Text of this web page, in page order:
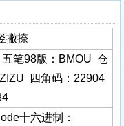
撇捺
笔98版：BMOU 仓
四角码：22904
十六进制：